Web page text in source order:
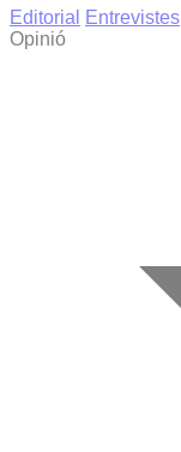
Editorial
Entrevistes
Opinió